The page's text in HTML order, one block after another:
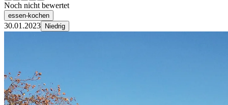
Noch nicht bewertet
essen-kochen
30.01.2023 Niedrig